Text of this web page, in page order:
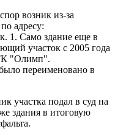
возник из-за
адресу:
1. Само здание еще в
участок с 2005 года
"Олимп".
переименовано в
участка подал в суд на
здания в итоговую